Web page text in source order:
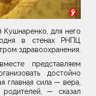
Кушнаренко, для него
в стенах РНПЦ
здравоохранения.
представляем
достойно
главная сила — вера,
— сказал